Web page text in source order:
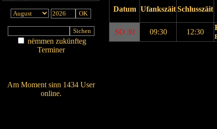
nëmmen zukünfteg
Terminer
Am Moment sinn 1434 User
online.
Datum UfankszäitSchlusszäit
SO 30 09:30 12:30